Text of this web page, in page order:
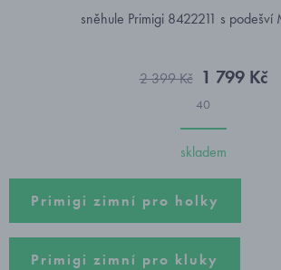
sněhule Primigi 8422211 s podešví
2 399 Kč 1 799 Kč
40
skladem
Primigi zimní pro holky
Primigi zimní pro kluky